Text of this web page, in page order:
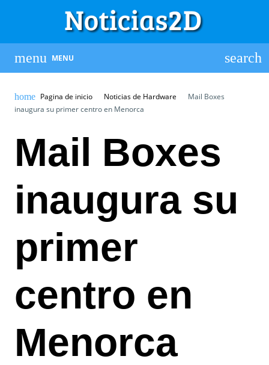
MENU
Pagina de inicio Noticias de Hardware
Mail Boxes
inaugura su primer centro en Menorca
Mail Boxes
inaugura su
primer
centro en
Menorca